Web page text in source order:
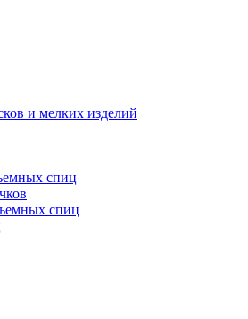
и мелких изделий
спиц
спиц